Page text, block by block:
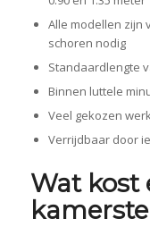
Alle modellen zijn
schoren nodig
Standaardlengte
Binnen luttele
Veel gekozen
Verrijdbaar door
Wat kost